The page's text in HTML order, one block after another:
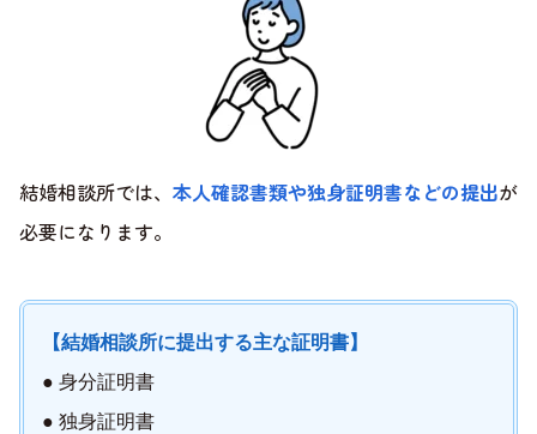
結婚相談所では、 本人確認書類や独身証明書などの提出が
必要になります。
【結婚相談所に提出する主な証明書】
● 身分証明書
● 独身証明書